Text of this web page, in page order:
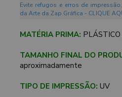
Evite refugos e erros de
da Arte da Zap Gráfica - CLIQUE
MATÉRIA PRIMA:
TAMANHO FINAL DO
aproximadamente
TIPO DE IMPRESSÃO: UV